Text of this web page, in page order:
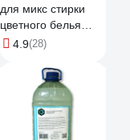
для микс стирки
цветного белья
witerra против
ловушка для цвета
и грязи 6335
4.9(28)